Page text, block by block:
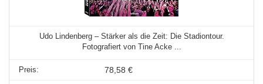
Udo Lindenberg – Stärker als die Zeit: Die Stadiontour.
Fotografiert von Tine Acke ...
78,58 €